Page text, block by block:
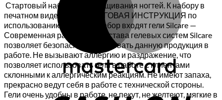
Стартовый набор для наращивания ногтей. К набору в
печатном виде идет ПОШАГОВАЯ ИНСТРУКЦИЯ по
использованию набора.В набор входят гели Silcare —
Современная разработка состава гелевых систем Silcare
позволяет безопасно использовать данную продукция в
работе. Не вызывают аллергию и раздражение, что
позволяет использовать гели в работе с клиентами
склонными к аллергическим реакциям. Не имеют запаха,
прекрасно ведут себя в работе с технической стороны.
Гели очень удобны в работе, не пекут, не желтеют, мягкие в